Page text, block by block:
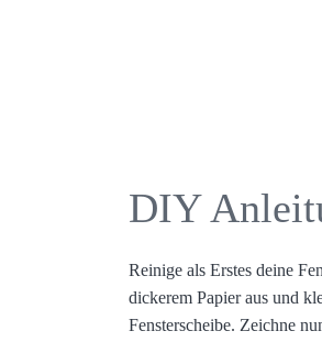
DIY
Reinige als Erstes deine
dickerem Papier aus und
Fensterscheibe. Zeichne